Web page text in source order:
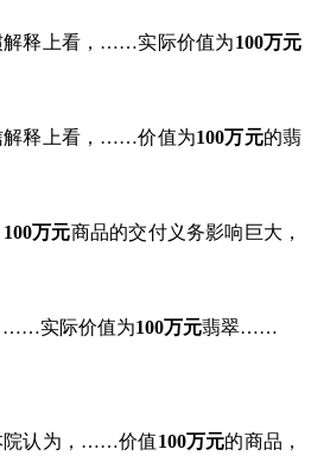
释上看， ……实际价值为100万元
释上看， ……价值为100万元的翡
100万元商品的交付义务影响巨大，
……实际价值为100万元翡翠……
认为， ……价值100万元的商品，